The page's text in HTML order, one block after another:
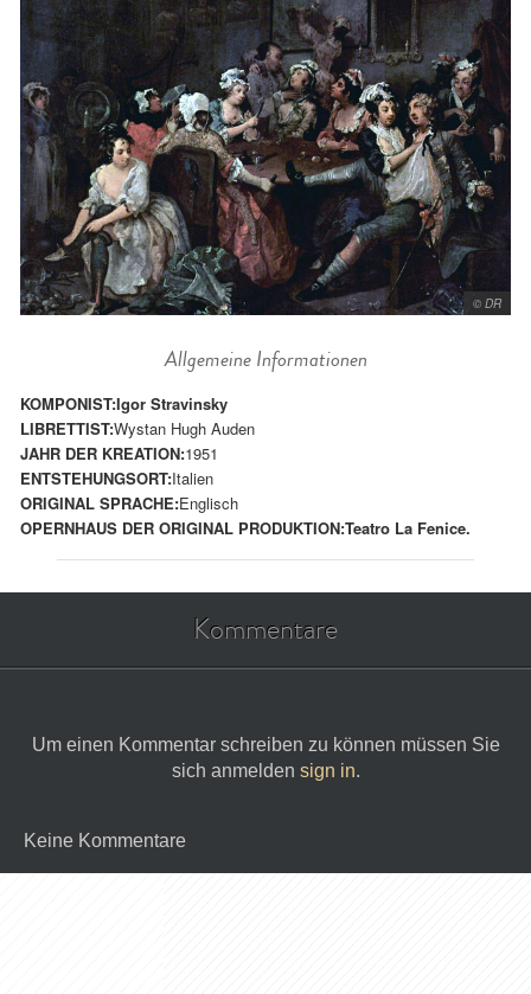
© DR
Allgemeine Informationen
KOMPONIST:Igor Stravinsky
LIBRETTIST:Wystan Hugh Auden
JAHR DER KREATION:1951
ENTSTEHUNGSORT:Italien
ORIGINAL SPRACHE:Englisch
OPERNHAUS DER ORIGINAL PRODUKTION:Teatro La Fenice.
Kommentare
Um einen Kommentar schreiben zu können müssen Sie
sich anmelden sign in.
Keine Kommentare